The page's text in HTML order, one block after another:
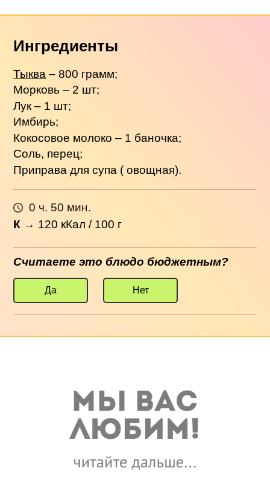
Ингредиенты
Тыква – 800 грамм;
Морковь – 2 шт;
Лук – 1 шт;
Имбирь;
Кокосовое молоко – 1 баночка;
Соль, перец;
Приправа для супа ( овощная).
0 ч. 50 мин.
К → 120 кКал / 100 г
Считаете это блюдо бюджетным?
Да Нет